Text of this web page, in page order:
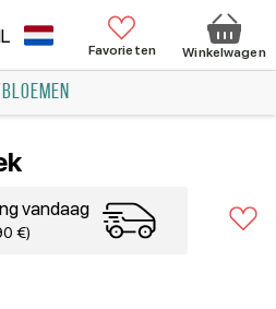
Favorieten Winkelwagen
vandaag
€)